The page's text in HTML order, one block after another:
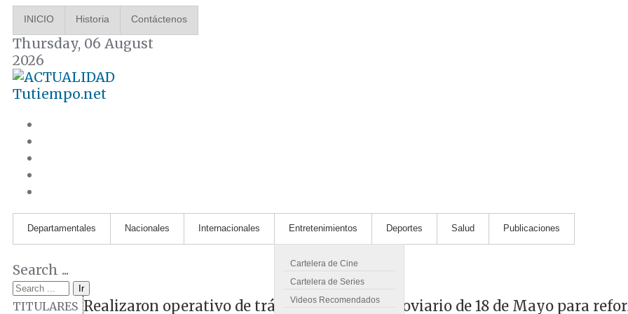
INICIO Historia Contáctenos
Thursday, 06 August
2026
Tutiempo.net
Departamentales Nacionales Internacionales Entretenimientos
Cartelera de Cine
Cartelera de Series
Videos Recomendados
Deportes Salud Publicaciones
Search ...
Ir
TITULARES Realizaron operativo de tránsito en cruce ferroviario de 18 de Mayo para